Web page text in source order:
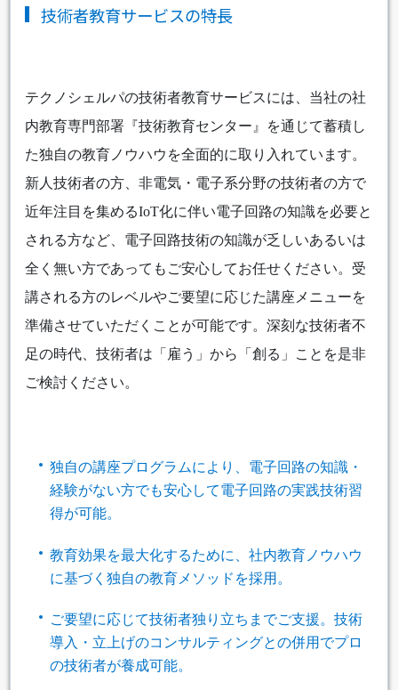
技術者教育サービスの特長
テクノシェルパの技術者教育サービスには、当社の社
内教育専門部署『技術教育センター』を通じて蓄積し
た独自の教育ノウハウを全面的に取り入れています。
新人技術者の方、非電気・電子系分野の技術者の方で
近年注目を集めるIoT化に伴い電子回路の知識を必要と
される方など、電子回路技術の知識が乏しいあるいは
全く無い方であってもご安心してお任せください。受
講される方のレベルやご要望に応じた講座メニューを
準備させていただくことが可能です。深刻な技術者不
足の時代、技術者は「雇う」から「創る」ことを是非
ご検討ください。
独自の講座プログラムにより、電子回路の知識・
経験がない方でも安心して電子回路の実践技術習
得が可能。
教育効果を最大化するために、社内教育ノウハウ
に基づく独自の教育メソッドを採用。
ご要望に応じて技術者独り立ちまでご支援。技術
導入・立上げのコンサルティングとの併用でプロ
の技術者が養成可能。